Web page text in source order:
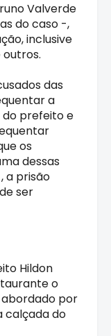
Valverde
do caso -,
inclusive
das
a
do prefeito e
os
dessas
a prisão
ser
Hildon
o
abordado por
calçada do